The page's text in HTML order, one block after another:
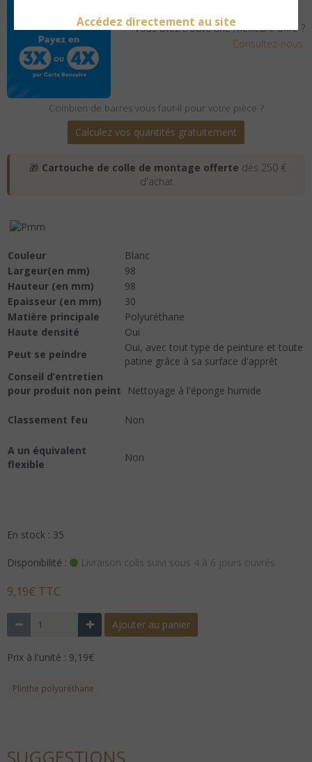
Vous avez trouvé une meilleure offre ?
Consultez-nous.
Combien de barres vous faut-il pour votre pièce ?
Calculez vos quantités gratuitement
🎁 Cartouche de colle de montage offerte dès 250 €
d'achat.
Couleur
Blanc
Largeur(en mm)
98
Hauteur (en mm)
98
Epaisseur (en mm)
30
Matière principale
Polyuréthane
Haute densité
Oui
Peut se peindre
Oui, avec tout type de peinture et toute
patine grâce à sa surface d'apprêt
Conseil d’entretien
pour produit non peint
Nettoyage à l'éponge humide
Classement feu Non
A un équivalent
flexible
Non
En stock : 35
Disponibilité : Livraison colis suivi sous 4 à 6 jours ouvrés
9,19€ TTC
Ajouter au panier
Prix à l'unité : 9,19€
Plinthe polyuréthane
SUGGESTIONS
Accédez directement au site